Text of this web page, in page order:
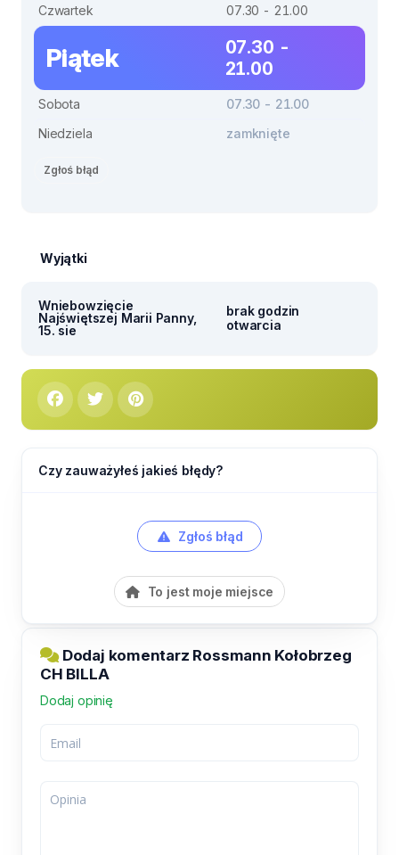
Czwartek
07.30 - 21.00
Piątek
07.30 -
21.00
Sobota
07.30 - 21.00
Niedziela
zamknięte
Zgłoś błąd
Wyjątki
Wniebowzięcie
Najświętszej Marii Panny,
15. sie
brak godzin
otwarcia
Czy zauważyłeś jakieś błędy?
Zgłoś błąd
To jest moje miejsce
Dodaj komentarz Rossmann Kołobrzeg
CH BILLA
Dodaj opinię